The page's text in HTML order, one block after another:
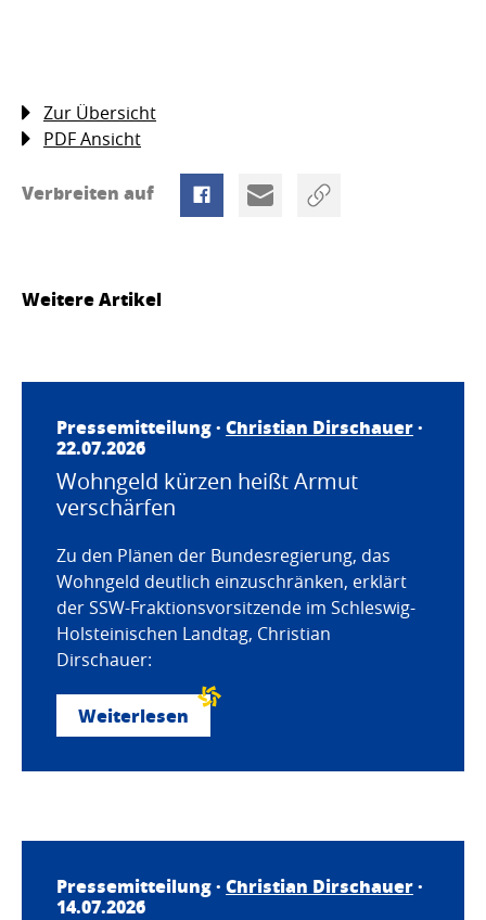
Zur Übersicht
PDF Ansicht
Verbreiten auf
Weitere Artikel
Pressemitteilung · Christian Dirschauer·
22.07.2026
Wohngeld kürzen heißt Armut
verschärfen
Zu den Plänen der Bundesregierung, das
Wohngeld deutlich einzuschränken, erklärt
der SSW-Fraktionsvorsitzende im Schleswig-
Holsteinischen Landtag, Christian
Dirschauer:
Weiterlesen
Pressemitteilung · Christian Dirschauer·
14.07.2026